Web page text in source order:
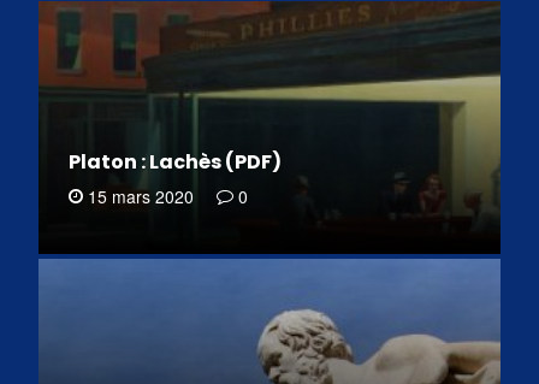
Platon : Lachès (PDF)
15 mars 2020 0